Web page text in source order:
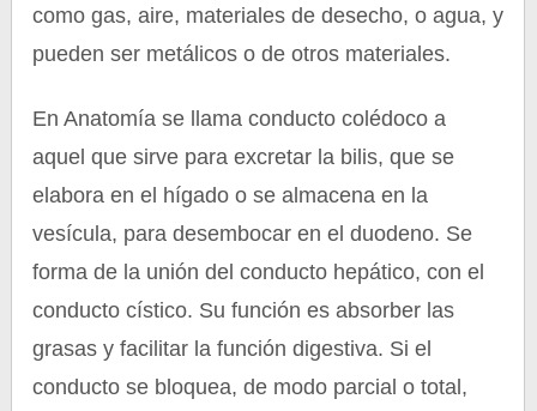
como gas, aire, materiales de desecho, o agua, y
pueden ser metálicos o de otros materiales.
En Anatomía se llama conducto colédoco a
aquel que sirve para excretar la bilis, que se
elabora en el hígado o se almacena en la
vesícula, para desembocar en el duodeno. Se
forma de la unión del conducto hepático, con el
conducto cístico. Su función es absorber las
grasas y facilitar la función digestiva. Si el
conducto se bloquea, de modo parcial o total,